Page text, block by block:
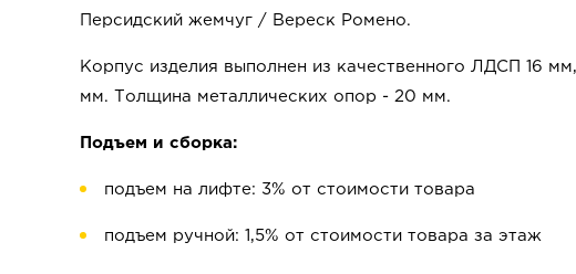
Персидский жемчуг / Вереск Ромено.
Корпус изделия выполнен из качественного ЛДСП 16
мм. Толщина металлических опор - 20 мм.
Подъем и сборка:
подъем на лифте: 3% от стоимости товара
подъем ручной: 1,5% от стоимости товара за этаж